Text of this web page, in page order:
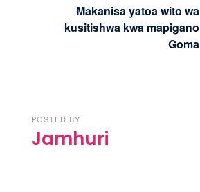
Makanisa yatoa wito wa
kusitishwa kwa mapigano
Goma
POSTED BY
Jamhuri